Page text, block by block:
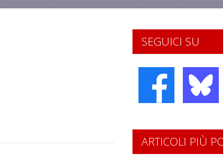
SEGUICI SU
ARTICOLI PIÙ